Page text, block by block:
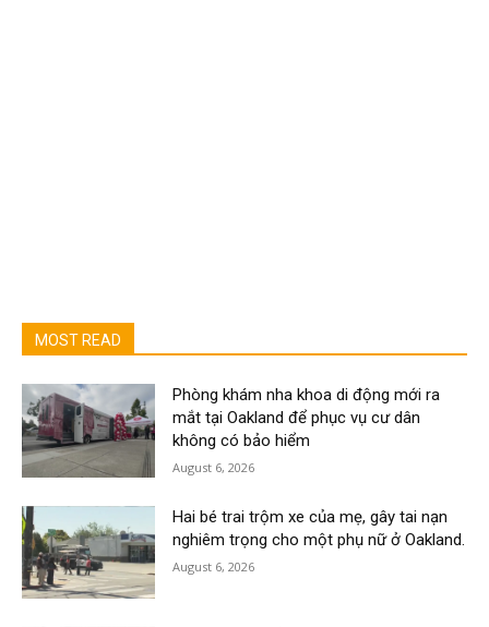
MOST READ
Phòng khám nha khoa di động mới ra
mắt tại Oakland để phục vụ cư dân
không có bảo hiểm
August 6, 2026
Hai bé trai trộm xe của mẹ, gây tai nạn
nghiêm trọng cho một phụ nữ ở Oakland.
August 6, 2026